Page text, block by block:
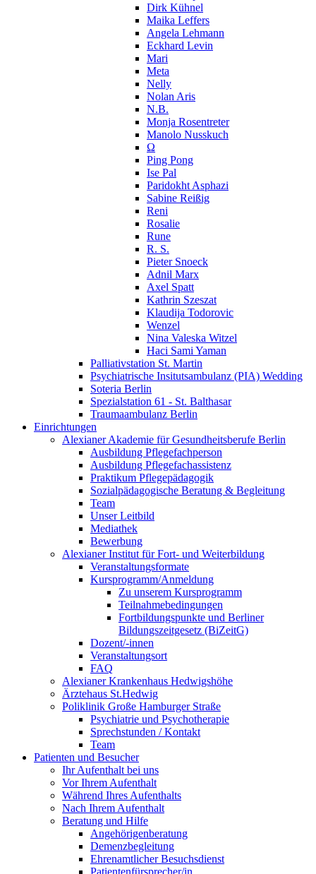
Dirk Kühnel
Maika Leffers
Angela Lehmann
Eckhard Levin
Mari
Meta
Nelly
Nolan Aris
N.B.
Monja Rosentreter
Manolo Nusskuch
Ω
Ping Pong
Ise Pal
Paridokht Asphazi
Sabine Reißig
Reni
Rosalie
Rune
R. S.
Pieter Snoeck
Adnil Marx
Axel Spatt
Kathrin Szeszat
Klaudija Todorovic
Wenzel
Nina Valeska Witzel
Haci Sami Yaman
Palliativstation St. Martin
Psychiatrische Insitutsambulanz (PIA) Wedding
Soteria Berlin
Spezialstation 61 - St. Balthasar
Traumaambulanz Berlin
Einrichtungen
Alexianer Akademie für Gesundheitsberufe Berlin
Ausbildung Pflegefachperson
Ausbildung Pflegefachassistenz
Praktikum Pflegepädagogik
Sozialpädagogische Beratung & Begleitung
Team
Unser Leitbild
Mediathek
Bewerbung
Alexianer Institut für Fort- und Weiterbildung
Veranstaltungsformate
Kursprogramm/Anmeldung
Zu unserem Kursprogramm
Teilnahmebedingungen
Fortbildungspunkte und Berliner
Bildungszeitgesetz (BiZeitG)
Dozent/-innen
Veranstaltungsort
FAQ
Alexianer Krankenhaus Hedwigshöhe
Ärztehaus St.Hedwig
Poliklinik Große Hamburger Straße
Psychiatrie und Psychotherapie
Sprechstunden / Kontakt
Team
Patienten und Besucher
Ihr Aufenthalt bei uns
Vor Ihrem Aufenthalt
Während Ihres Aufenthalts
Nach Ihrem Aufenthalt
Beratung und Hilfe
Angehörigenberatung
Demenzbegleitung
Ehrenamtlicher Besuchsdienst
Patientenfürsprecher/in